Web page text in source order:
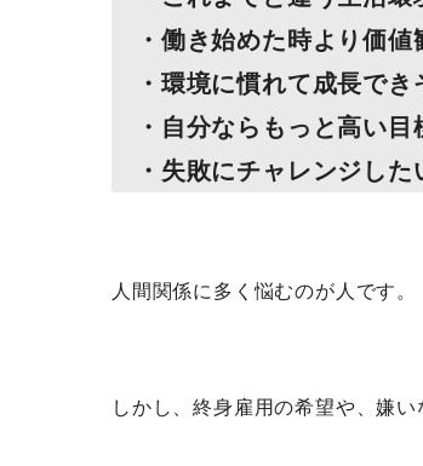
・働き始めた時より価
・環境に慣れて成長でき
・自分ならもっと高い
・失敗にチャレンジした
人間関係に多く悩むのが人です。
しかし、終身雇用の希望や、嫌い